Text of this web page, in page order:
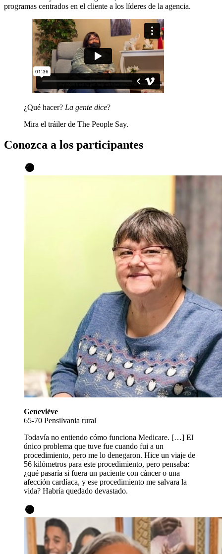
programas centrados en el cliente a los líderes de la agencia.
¿Qué hacer? La gente dice?
Mira el tráiler de The People Say.
Conozca a los participantes
Geneviève
65-70 Pensilvania rural
Todavía no entiendo cómo funciona Medicare. […] El
único problema que tuve fue cuando fui a un
procedimiento, pero me lo denegaron. Hice un viaje de
56 kilómetros para este procedimiento, pero pensaba:
¿qué pasaría si fuera un paciente con cáncer o una
afección cardíaca, y ese procedimiento me salvara la
vida? Habría quedado devastado.